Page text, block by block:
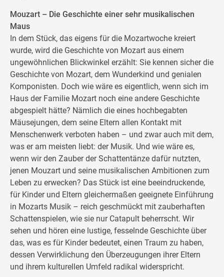
Mouzart – Die Geschichte einer sehr musikalischen
Maus
In dem Stück, das eigens für die Mozartwoche kreiert
wurde, wird die Geschichte von Mozart aus einem
ungewöhnlichen Blickwinkel erzählt: Sie kennen sicher die
Geschichte von Mozart, dem Wunderkind und genialen
Komponisten. Doch wie wäre es eigentlich, wenn sich im
Haus der Familie Mozart noch eine andere Geschichte
abgespielt hätte? Nämlich die eines hochbegabten
Mäusejungen, dem seine Eltern allen Kontakt mit
Menschenwerk verboten haben – und zwar auch mit dem,
was er am meisten liebt: der Musik. Und wie wäre es,
wenn wir den Zauber der Schattentänze dafür nutzten,
jenen Mouzart und seine musikalischen Ambitionen zum
Leben zu erwecken? Das Stück ist eine beeindruckende,
für Kinder und Eltern gleichermaßen geeignete Einführung
in Mozarts Musik – reich geschmückt mit zauberhaften
Schattenspielen, wie sie nur Catapult beherrscht. Wir
sehen und hören eine lustige, fesselnde Geschichte über
das, was es für Kinder bedeutet, einen Traum zu haben,
dessen Verwirklichung den Überzeugungen ihrer Eltern
und ihrem kulturellen Umfeld radikal widerspricht.